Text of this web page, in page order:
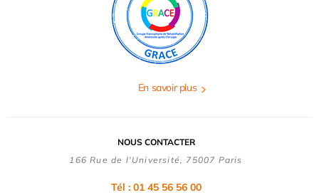
En savoir plus
NOUS CONTACTER
166 Rue de l'Université, 75007 Paris
Tél : 01 45 56 56 00